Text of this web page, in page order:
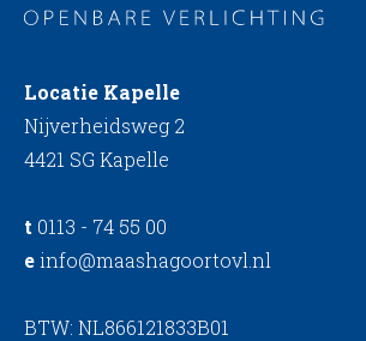
Locatie Kapelle
Nijverheidsweg 2
4421 SG Kapelle
t 0113 - 74 55 00
einfo@maashagoortovl.nl
BTW: NL866121833B01